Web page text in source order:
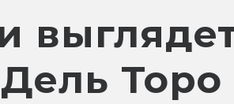
Торо